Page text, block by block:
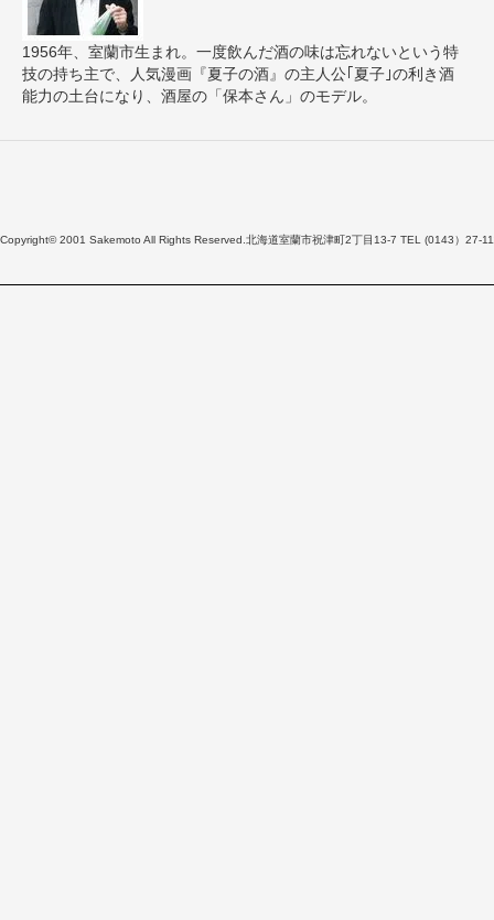
1956年、室蘭市生まれ。一度飲んだ酒の味は忘れないという特
技の持ち主で、人気漫画『夏子の酒』の主人公｢夏子｣の利き酒
能力の土台になり、酒屋の「保本さん」のモデル。
Copyright© 2001 Sakemoto All Rights Reserved.北海道室蘭市祝津町2丁目13-7 TEL (0143）27-